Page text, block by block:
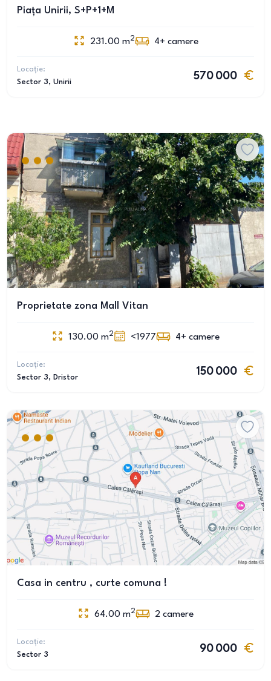
Piața Unirii, S+P+1+M
231.00 m2 4+ camere
Locație:
Sector 3, Unirii
570 000
Proprietate zona Mall Vitan
130.00 m2 <1977 4+ camere
Locație:
Sector 3, Dristor
150 000
Casa in centru , curte comuna !
64.00 m2 2 camere
Locație:
Sector 3
90 000